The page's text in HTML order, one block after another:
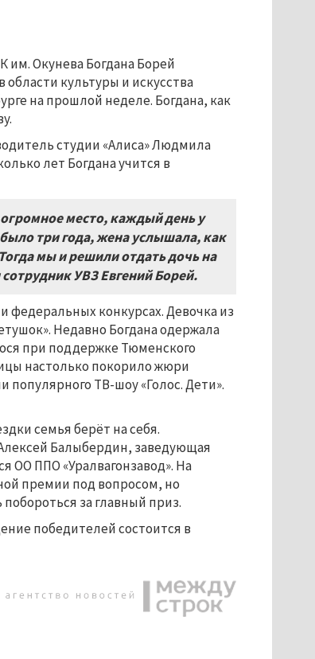
им. Окунева Богдана Борей
культуры и искусства
на прошлой неделе. Богдана, как
студии «Алиса» Людмила
лет Богдана учится в
место, каждый день у
три года, жена услышала, как
мы и решили отдать дочь на
УВЗ Евгений Борей.
конкурсах. Девочка из
Недавно Богдана одержала
при поддержке Тюменского
настолько покорило жюри
ТВ-шоу «Голос. Дети».
семья берёт на себя.
Балыбердин, заведующая
ОО ППО «Уралвагонзавод». На
премии под вопросом, но
за главный приз.
победителей состоится в